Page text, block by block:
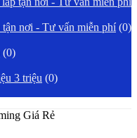
nơi - Tư vấn miễn phí (0)
(0)
3 triệu (0)
Giá Rẻ